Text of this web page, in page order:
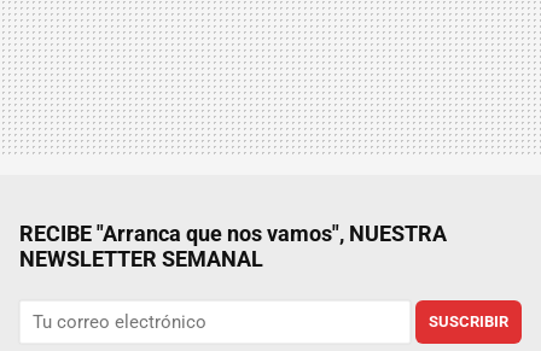
RECIBE "Arranca que nos vamos", NUESTRA
NEWSLETTER SEMANAL
SUSCRIBIR